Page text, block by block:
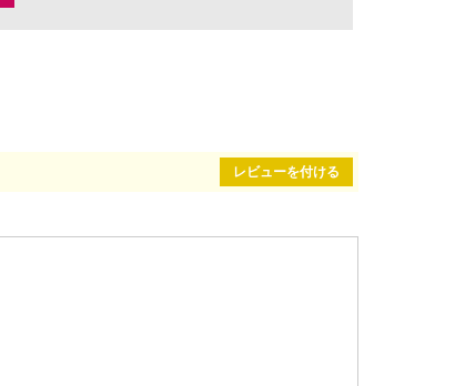
レビューを付ける